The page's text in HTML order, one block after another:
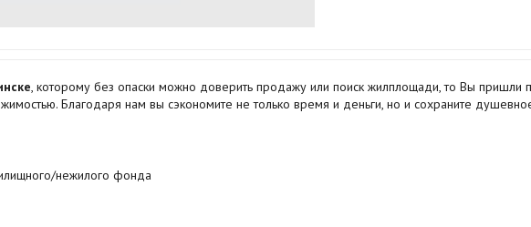
, которому без опаски можно доверить продажу или поиск жилплощади, то Вы пришли
Благодаря нам вы сэкономите не только время и деньги, но и сохраните
нежилого фонда